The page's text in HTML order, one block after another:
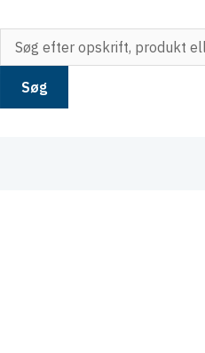
Søg